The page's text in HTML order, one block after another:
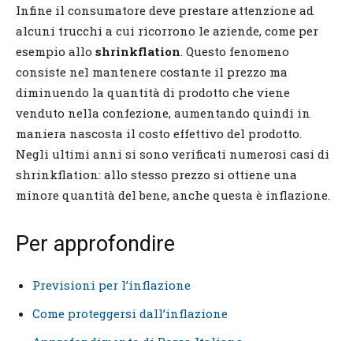
Infine il consumatore deve prestare attenzione ad
alcuni trucchi a cui ricorrono le aziende, come per
esempio allo shrinkflation. Questo fenomeno
consiste nel mantenere costante il prezzo ma
diminuendo la quantità di prodotto che viene
venduto nella confezione, aumentando quindi in
maniera nascosta il costo effettivo del prodotto.
Negli ultimi anni si sono verificati numerosi casi di
shrinkflation: allo stesso prezzo si ottiene una
minore quantità del bene, anche questa è inflazione.
Per approfondire
Previsioni per l’inflazione
Come proteggersi dall’inflazione